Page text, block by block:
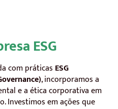
ESG
com práticas ESG
, incorporamos a
e a ética corporativa em
Investimos em ações que